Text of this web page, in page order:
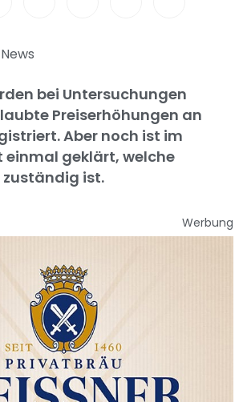
bei Untersuchungen
Preiserhöhungen an
Aber noch ist im
einmal geklärt, welche
zuständig ist.
Werbung